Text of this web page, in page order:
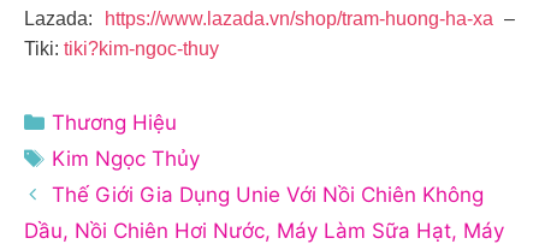
Lazada:
https://www.lazada.vn/shop/tram-huong-ha-xa –
Tiki: tiki?kim-ngoc-thuy
Danh
mục
Thương Hiệu
Thẻ
Kim Ngọc Thủy
Thế Giới Gia Dụng Unie Với Nồi Chiên Không
Dầu, Nồi Chiên Hơi Nước, Máy Làm Sữa Hạt, Máy